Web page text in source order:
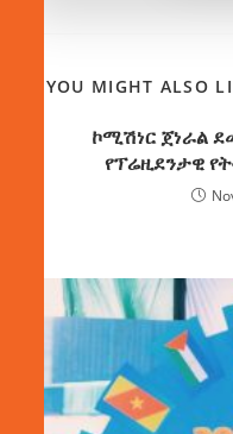
YOU MIGHT ALSO
ኮሚሽነር ጀነራል
የፕሬዚደንታዊ